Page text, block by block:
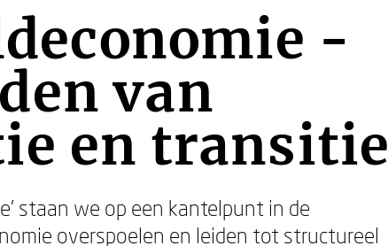
-
van
en transitie
staan we op een kantelpunt in de
overspoelen en leiden tot structureel